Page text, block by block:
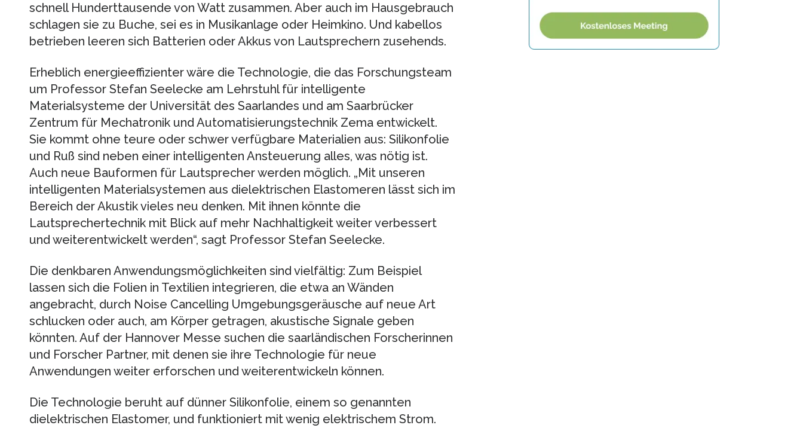
schnell Hunderttausende von Watt zusammen. Aber auch im Hausgebrauch
schlagen sie zu Buche, sei es in Musikanlage oder Heimkino. Und kabellos
betrieben leeren sich Batterien oder Akkus von Lautsprechern zusehends.
Erheblich energieeffizienter wäre die Technologie, die das Forschungsteam
um Professor Stefan Seelecke am Lehrstuhl für intelligente
Materialsysteme der Universität des Saarlandes und am Saarbrücker
Zentrum für Mechatronik und Automatisierungstechnik Zema entwickelt.
Sie kommt ohne teure oder schwer verfügbare Materialien aus: Silikonfolie
und Ruß sind neben einer intelligenten Ansteuerung alles, was nötig ist.
Auch neue Bauformen für Lautsprecher werden möglich. „Mit unseren
intelligenten Materialsystemen aus dielektrischen Elastomeren lässt sich im
Bereich der Akustik vieles neu denken. Mit ihnen könnte die
Lautsprechertechnik mit Blick auf mehr Nachhaltigkeit weiter verbessert
und weiterentwickelt werden“, sagt Professor Stefan Seelecke.
Die denkbaren Anwendungsmöglichkeiten sind vielfältig: Zum Beispiel
lassen sich die Folien in Textilien integrieren, die etwa an Wänden
angebracht, durch Noise Cancelling Umgebungsgeräusche auf neue Art
schlucken oder auch, am Körper getragen, akustische Signale geben
könnten. Auf der Hannover Messe suchen die saarländischen Forscherinnen
und Forscher Partner, mit denen sie ihre Technologie für neue
Anwendungen weiter erforschen und weiterentwickeln können.
Die Technologie beruht auf dünner Silikonfolie, einem so genannten
dielektrischen Elastomer, und funktioniert mit wenig elektrischem Strom.